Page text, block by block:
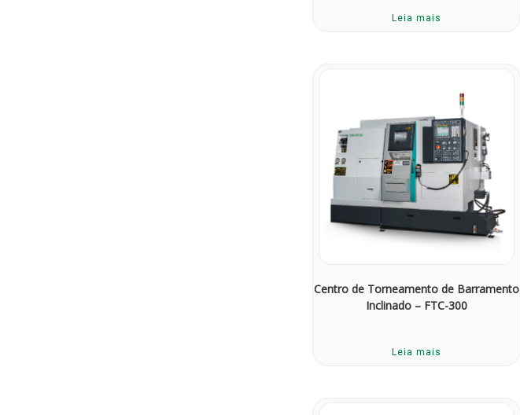
Leia mais
Centro de Torneamento de Barramento
Inclinado – FTC-300
Leia mais